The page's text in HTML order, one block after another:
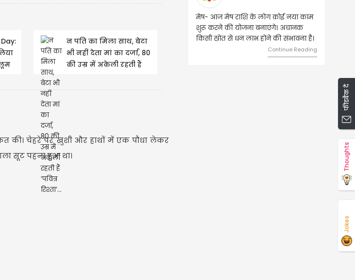
न पति का मिला साथ, बेटा
भी नहीं देता मां का दर्जा, 80
की उम्र में अकेली रहती हैं
की। चेहरे पर ख़ुशी और हाथों में एक पौधा लेकर
सूट पहना हुआ था।
किसी स्रोत से धन लाभ होने की संभावना है।
Continue Reading
वृष - आज ऐसे व्यक्ति से मुलाकात होगी,
जिससे भविष्य में बड़े फायदे हो सकते हैं।
दांपत्य जीवन में मधुरता बनी रहेगी।
Continue Reading
फीडबैक दें
Thoughts
Jokes